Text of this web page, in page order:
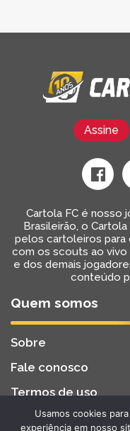
Assine
Cartola FC é nosso
Brasileirão, o
pelos cartoleiros para
com os scouts ao vivo
e dos demais
conteúdo
Quem somos
Sobre
Fale conosco
Termos de uso
2022 - Todos os Direitos Reservados
Usamos cookies
experiência em nosso